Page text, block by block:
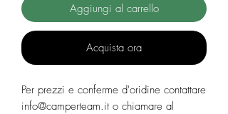
Aggiungi al carrello
Acquista ora
Per prezzi e conferme d'oridine contattare
info@camperteam.it o chiamare al